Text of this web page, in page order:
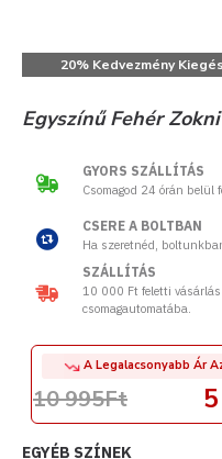
20% Kedvezmény
Egyszínű Fehér Zokni
A Legalacsonyabb Ár
10 995Ft
EGYÉB SZÍNEK
GYORS SZÁLLÍTÁS
Csomagod 24 órán belül
CSERE A BOLTBAN
Ha szeretnéd,
SZÁLLÍTÁS
10 000 Ft feletti
csomagautomatába.